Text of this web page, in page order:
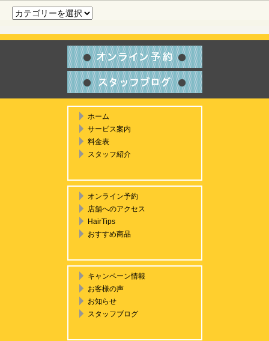
カテゴリ一覧
ホーム
サービス案内
料金表
スタッフ紹介
オンライン予約
店舗へのアクセス
HairTips
おすすめ商品
キャンペーン情報
お客様の声
お知らせ
スタッフブログ